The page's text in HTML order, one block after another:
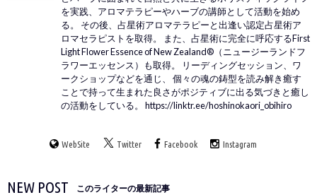
を実践、アロマテラピーやハーブの講師として活動を始め
る。 その後、占星術アロマテラピーと出逢い認定占星術ア
ロマセラピストを取得。 また、占星術に完全に呼応するFirst
Light Flower Essence of New Zealand®（ニュージーランドフ
ラワーエッセンス）も取得。 リーディングセッション、ワ
ークショップなどを通じ、 個々の魂の鋳型を読み解き癒す
ことで持って生まれた良さがポジティブに出る気づきと癒し
の活動をしている。 https://linktr.ee/hoshinokaori_obihiro
WebSite Twitter Facebook Instagram
NEW POST このライターの最新記事